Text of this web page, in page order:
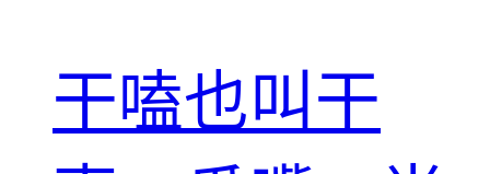
干嗑也叫干